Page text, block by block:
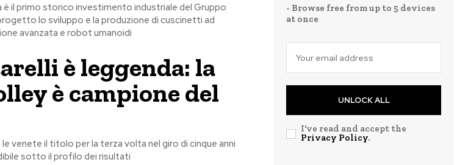
è il primo storico investimento industriale del Gruppo
lo sviluppo e la produzione di cuscinetti ad
avanzata e robot umanoidi
è leggenda: la
è campione del
venete il titolo per la terza volta nel giro di cinque anni
sotto il profilo dei risultati
- Browse free from up to 5 devices
at once
UNLOCK ALL
I've read and accept the
Privacy Policy.